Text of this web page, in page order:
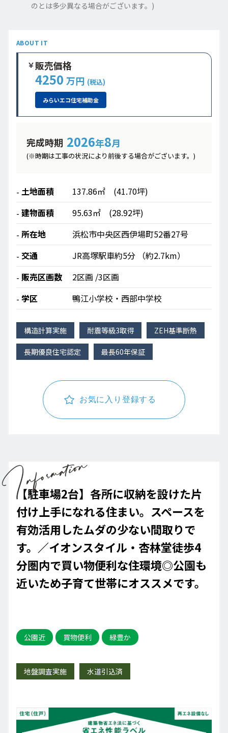
のとは多少異なる場合がございます。)
ABOUT IT
販売価格
4250 万円 (税込)
みらいエコ住宅補助金
完成時期 2026年8月
(※時期は工事の状況により前後する場合がございます。)
土地面積
137.86㎡ (41.70坪)
建物面積
95.63㎡ (28.92坪)
所在地
浜松市中央区西伊場町52番27号
交通
JR高塚駅車約5分 （約2.7km）
販売区画数
2区画 /3区画
学区
鴨江小学校・西部中学校
構造計算実施 耐震等級3取得 ZEH基準断熱
長期優良住宅認定 最長60年保証
お気に入り登録する
【駐車場2台】各所に収納を設けた片
付け上手になれる住まい。スペースを
有効活用したムダの少ない間取りで
す。／イオンスタイル・杏林堂徒歩4
分圏内で買い物便利な住環境◎公園も
近いため子育て世帯にオススメです。
公園近 買物便利 緑豊か
地盤調査実施 水道引込済